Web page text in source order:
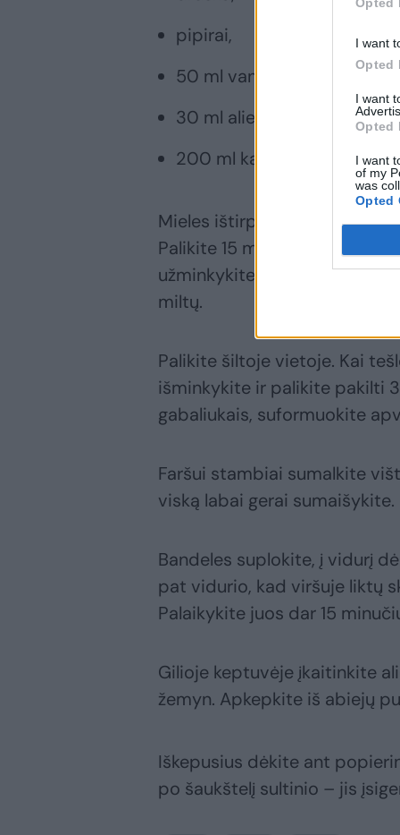
I want
Opted
I want
Opted
I want
of my
was
Opted
pipirai,
50 ml vandens,
30 ml aliejaus,
200 ml karšto sultinio.
Mieles ištirpinkite šiltame
Palikite 15 minučių. Sudėkite
užminkykite tešlą. Ji turi būti
miltų.
Palikite šiltoje vietoje. Kai
išminkykite ir palikite pakilti
gabaliukais, suformuokite
Faršui stambiai sumalkite
viską labai gerai sumaišykite.
Bandeles suplokite, į vidurį
pat vidurio, kad viršuje liktų
Palaikykite juos dar 15
Gilioje keptuvėje įkaitinkite
žemyn. Apkepkite iš abiejų
Iškepusius dėkite ant
po šaukštelį sultinio – jis